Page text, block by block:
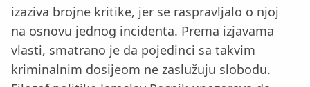
izaziva brojne kritike, jer se raspravljalo o njoj
na osnovu jednog incidenta. Prema izjavama
vlasti, smatrano je da pojedinci sa takvim
kriminalnim dosijeom ne zaslužuju slobodu.